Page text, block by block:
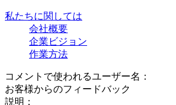
私たちに関しては
会社概要
企業ビジョン
作業方法
コメントで使われるユーザー名：
お客様からのフィードバック
説明：